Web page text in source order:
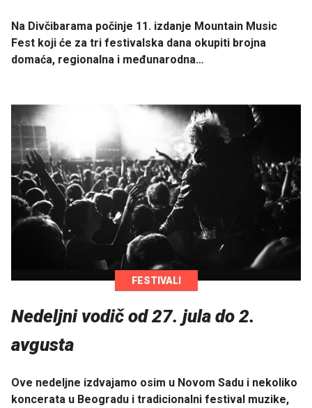
Na Divčibarama počinje 11. izdanje Mountain Music
Fest koji će za tri festivalska dana okupiti brojna
domaća, regionalna i međunarodna…
FESTIVALI
Nedeljni vodič od 27. jula do 2.
avgusta
Ove nedeljne izdvajamo osim u Novom Sadu i nekoliko
koncerata u Beogradu i tradicionalni festival muzike,